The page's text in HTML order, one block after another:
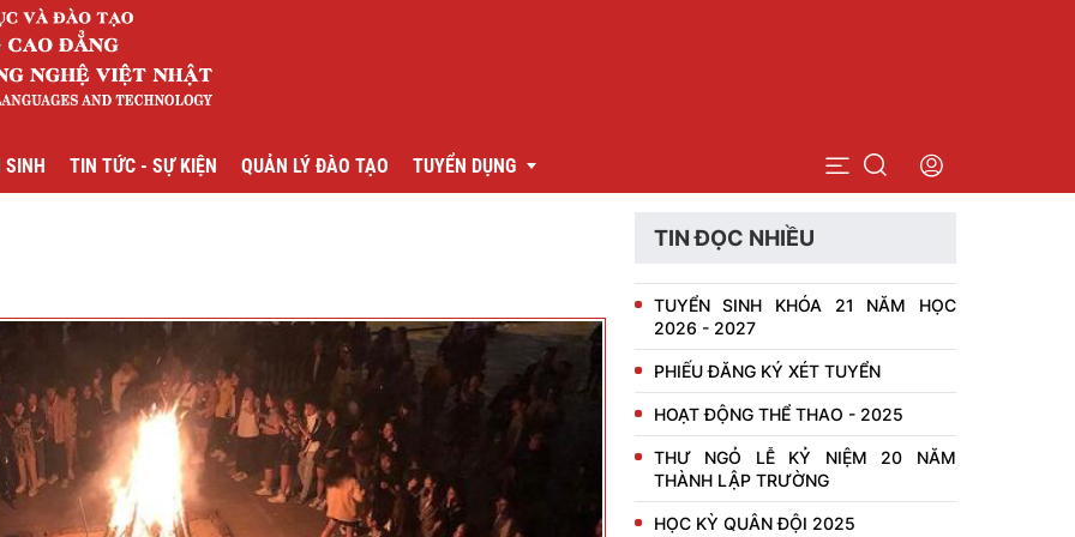
Trung
học
trị kinh doanh
SINH TIN TỨC - SỰ KIỆN QUẢN LÝ ĐÀO TẠO TUYỂN DỤNG
Tuyển dụng giảng viên
Thông báo tuyển dụng cán bộ, giảng viên
TIN ĐỌC NHIỀU
TUYỂN SINH KHÓA 21 NĂM HỌC
2026 - 2027
PHIẾU ĐĂNG KÝ XÉT TUYỂN
HOẠT ĐỘNG THỂ THAO - 2025
THƯ NGỎ LỄ KỶ NIỆM 20 NĂM
THÀNH LẬP TRƯỜNG
HỌC KỲ QUÂN ĐỘI 2025